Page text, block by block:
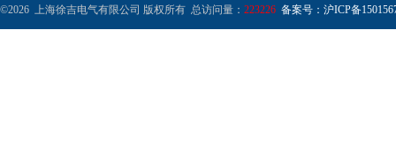
©2026 上海徐吉电气有限公司 版权所有 总访问量： 223226 备案号：沪ICP备